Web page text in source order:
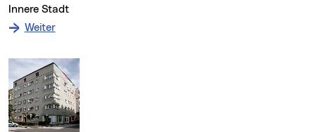
Innere Stadt
Weiter: zum Denkmal Wohnbau